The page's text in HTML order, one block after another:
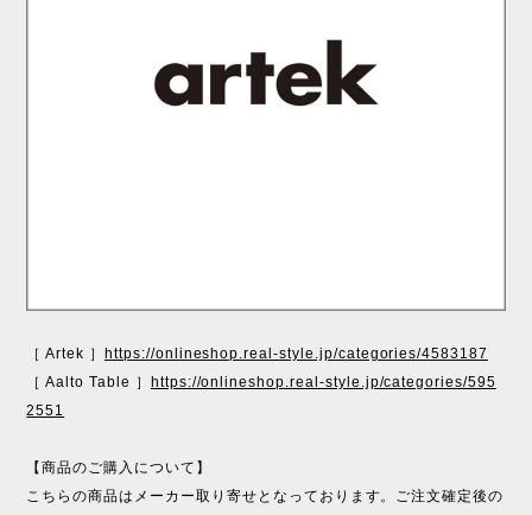
［ Artek ］
https://onlineshop.real-style.jp/categories/4583187
［ Aalto Table ］
https://onlineshop.real-style.jp/categories/595
2551
【商品のご購入について】
こちらの商品はメーカー取り寄せとなっております。ご注文確定後の